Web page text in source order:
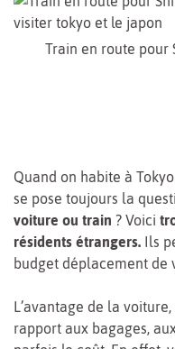
Train en route pour
Quand on habite à
se pose toujours la
voiture ou train ? Voici
résidents étrangers. Ils
budget déplacement de
L’avantage de la
rapport aux bagages,